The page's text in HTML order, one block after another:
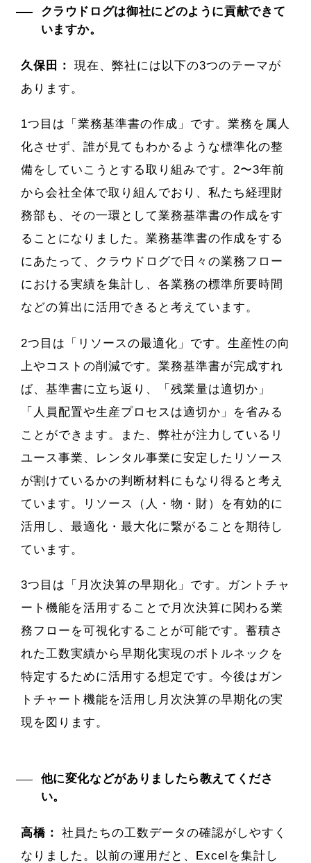
クラウドログは御社にどのように貢献できて
いますか。
久保田：
現在、弊社には以下の3つのテーマが
あります。
1つ目は「業務基準書の作成」です。業務を属人
化させず、誰が見てもわかるような標準化の整
備をしていこうとする取り組みです。2〜3年前
から会社全体で取り組んでおり、私たち経理財
務部も、その一環として業務基準書の作成をす
ることになりました。業務基準書の作成をする
にあたって、クラウドログで日々の業務フロー
における実績を集計し、各業務の標準所要時間
などの算出に活用できると考えています。
2つ目は「リソースの最適化」です。生産性の向
上やコストの削減です。業務基準書が完成すれ
ば、基準書に立ち返り、「残業量は適切か」
「人員配置や生産プロセスは適切か」を省みる
ことができます。また、弊社が注力しているリ
ユース事業、レンタル事業に安定したリソース
が割けているかの判断材料にもなり得ると考え
ています。リソース（人・物・財）を有効的に
活用し、最適化・最大化に繋がることを期待し
ています。
3つ目は「月次決算の早期化」です。ガントチャ
ート機能を活用することで月次決算に関わる業
務フローを可視化することが可能です。蓄積さ
れた工数実績から早期化実現のボトルネックを
特定するために活用する想定です。今後はガン
トチャート機能を活用し月次決算の早期化の実
現を図ります。
他に変化などがありましたら教えてくださ
い。
高橋：
社員たちの工数データの確認がしやすく
なりました。以前の運用だと、Excelを集計し